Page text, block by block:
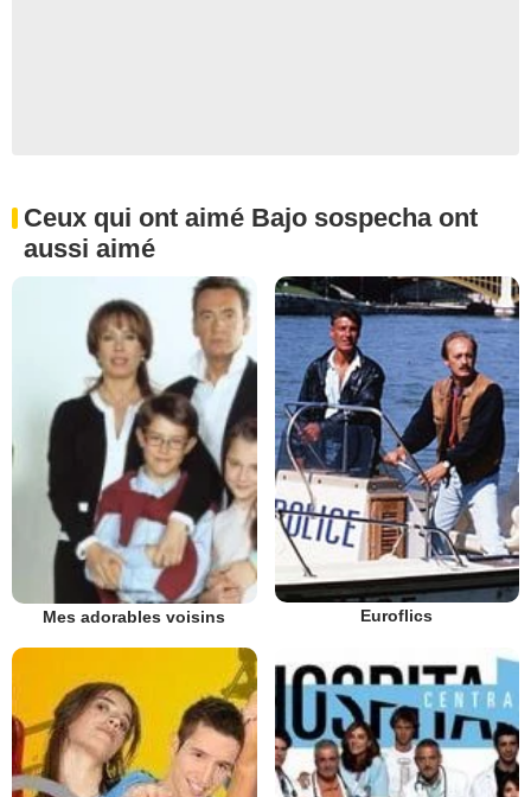
Ceux qui ont aimé Bajo sospecha ont
aussi aimé
Mes adorables voisins Euroflics